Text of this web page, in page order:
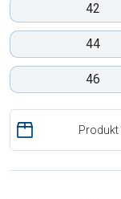
42
44
46